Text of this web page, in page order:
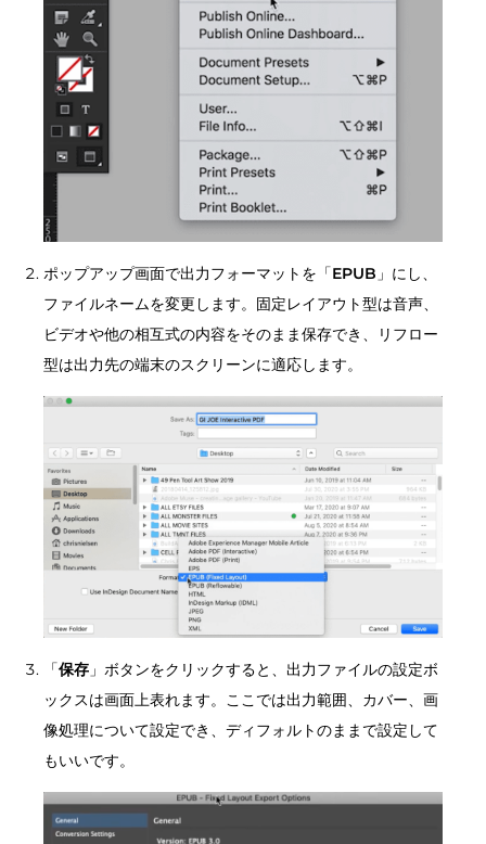
ポップアップ画面で出力フォーマットを「EPUB 」にし、
ファイルネームを変更します。固定レイアウト型は音声、
ビデオや他の相互式の内容をそのまま保存でき、リフロー
型は出力先の端末のスクリーンに適応します。
「保存 」ボタンをクリックすると、出力ファイルの設定ボ
ックスは画面上表れます。ここでは出力範囲、カバー、画
像処理について設定でき、ディフォルトのままで設定して
もいいです。